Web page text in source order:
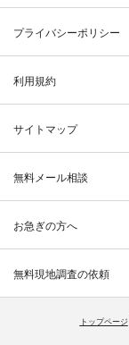
プライバシーポリシー
利用規約
サイトマップ
無料メール相談
お急ぎの方へ
無料現地調査の依頼
トップページ